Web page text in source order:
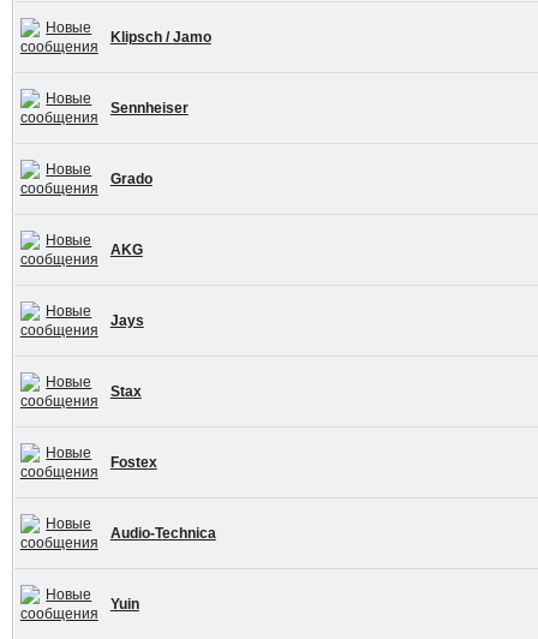
Klipsch / Jamo
Sennheiser
Grado
AKG
Jays
Stax
Fostex
Audio-Technica
Yuin